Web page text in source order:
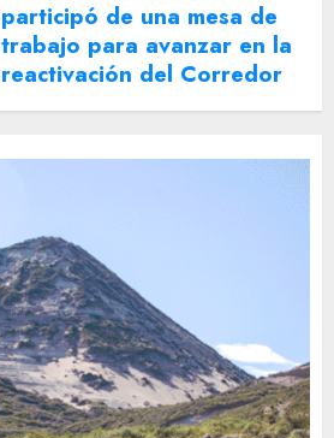
participó de una mesa de
trabajo para avanzar en la
reactivación del Corredor
Turístico Integrado